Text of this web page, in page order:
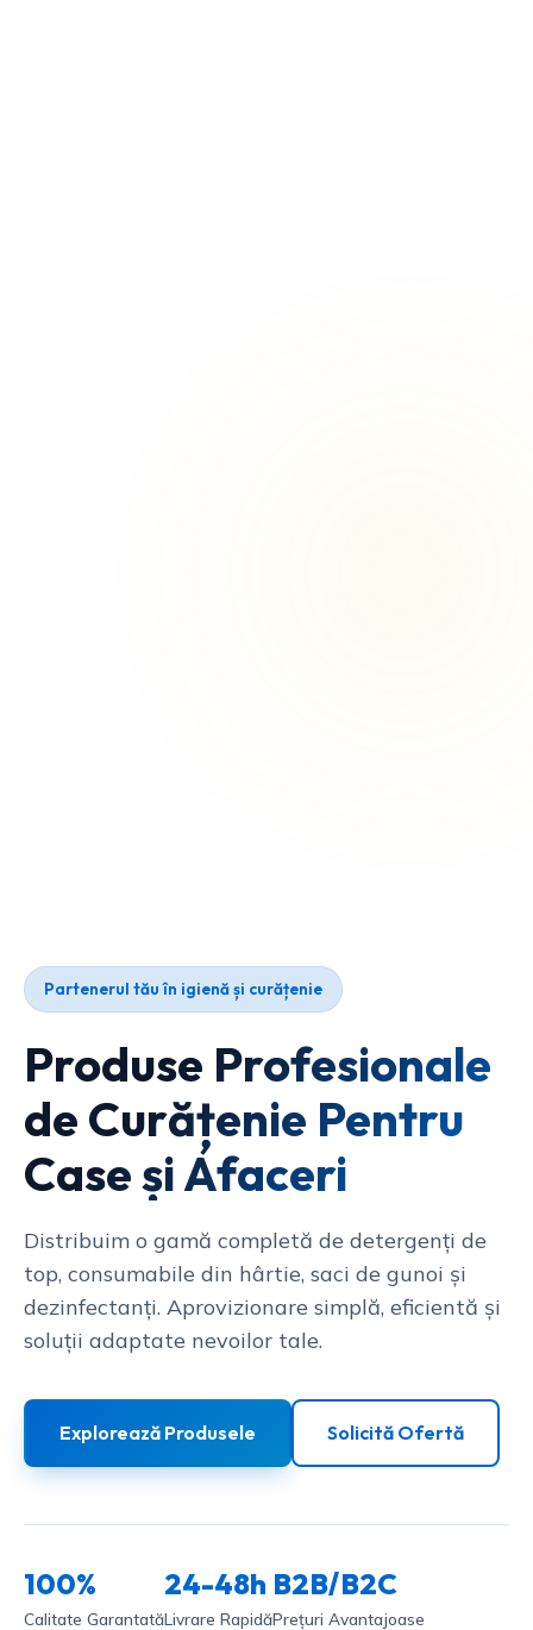
Partenerul tău în igienă și curățenie
Produse Profesionale
de Curățenie Pentru
Case și Afaceri
Distribuim o gamă completă de detergenți de
top, consumabile din hârtie, saci de gunoi și
dezinfectanți. Aprovizionare simplă, eficientă și
soluții adaptate nevoilor tale.
Explorează Produsele Solicită Ofertă
100%
Calitate Garantată
24-48h
Livrare Rapidă
B2B/B2C
Prețuri Avantajoase